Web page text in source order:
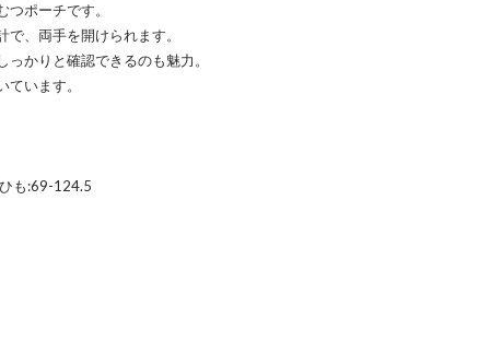
ポーチです。
、両手を開けられます。
かりと確認できるのも魅力。
います。
も:69-124.5